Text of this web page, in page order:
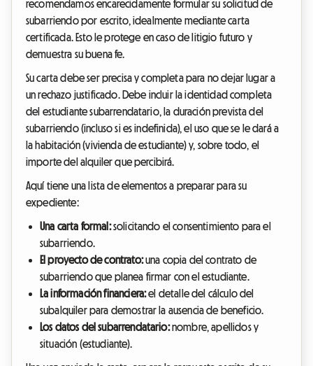
recomendamos encarecidamente formular su solicitud de
subarriendo por escrito, idealmente mediante carta
certificada. Esto le protege en caso de litigio futuro y
demuestra su buena fe.
Su carta debe ser precisa y completa para no dejar lugar a
un rechazo justificado. Debe incluir la identidad completa
del estudiante subarrendatario, la duración prevista del
subarriendo (incluso si es indefinida), el uso que se le dará a
la habitación (vivienda de estudiante) y, sobre todo, el
importe del alquiler que percibirá.
Aquí tiene una lista de elementos a preparar para su
expediente:
Una carta formal:solicitando el consentimiento para el
subarriendo.
El proyecto de contrato:una copia del contrato de
subarriendo que planea firmar con el estudiante.
La información financiera:el detalle del cálculo del
subalquiler para demostrar la ausencia de beneficio.
Los datos del subarrendatario:nombre, apellidos y
situación (estudiante).